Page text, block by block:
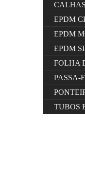
EPDM
EPDM
EPDM
FOLHA
PASSA-
TUBOS